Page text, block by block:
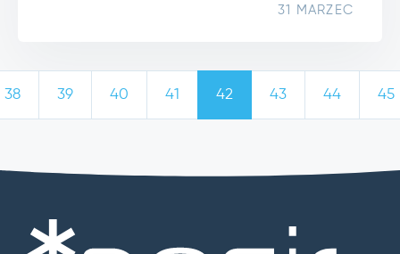
31 MARZEC
38 39 40 41 42 43 44 45